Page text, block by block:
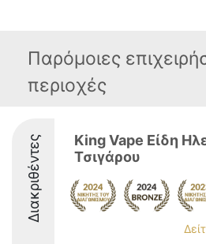
Παρόμοιες
περιοχές
Διακριθέντες
King Vape Είδη
Τσιγάρου